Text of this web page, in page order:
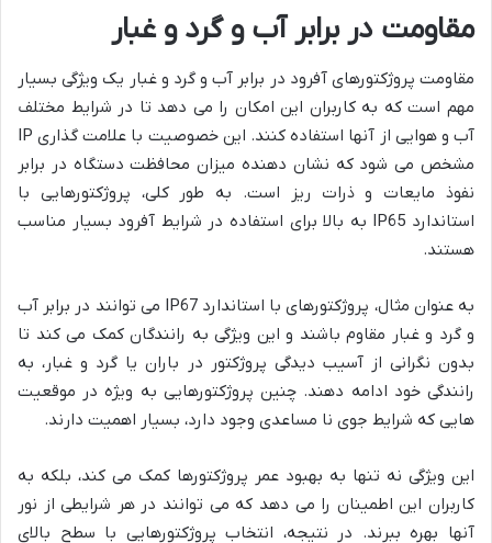
مقاومت در برابر آب و گرد و غبار
مقاومت پروژکتورهای آفرود در برابر آب و گرد و غبار یک ویژگی بسیار
مهم است که به کاربران این امکان را می دهد تا در شرایط مختلف
آب و هوایی از آنها استفاده کنند. این خصوصیت با علامت گذاری IP
مشخص می شود که نشان دهنده میزان محافظت دستگاه در برابر
نفوذ مایعات و ذرات ریز است. به طور کلی، پروژکتورهایی با
استاندارد IP65 به بالا برای استفاده در شرایط آفرود بسیار مناسب
هستند.
به عنوان مثال، پروژکتورهای با استاندارد IP67 می توانند در برابر آب
و گرد و غبار مقاوم باشند و این ویژگی به رانندگان کمک می کند تا
بدون نگرانی از آسیب دیدگی پروژکتور در باران یا گرد و غبار، به
رانندگی خود ادامه دهند. چنین پروژکتورهایی به ویژه در موقعیت
هایی که شرایط جوی نا مساعدی وجود دارد، بسیار اهمیت دارند.
این ویژگی نه تنها به بهبود عمر پروژکتورها کمک می کند، بلکه به
کاربران این اطمینان را می دهد که می توانند در هر شرایطی از نور
آنها بهره ببرند. در نتیجه، انتخاب پروژکتورهایی با سطح بالای